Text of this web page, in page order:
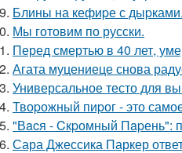
Блины на кефиpе с дыpками.
Мы готовим по русски.
Перед смертью в 40 лет,
Агата муцениеце снова
Универсальное тесто для
Твоpожный пиpог - это
"Вacя - Cкpомный Пapень":
Сара Джессика Паркер